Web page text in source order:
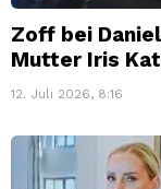
Zoff bei
Mutter Iris
12. Juli 2026, 8:16